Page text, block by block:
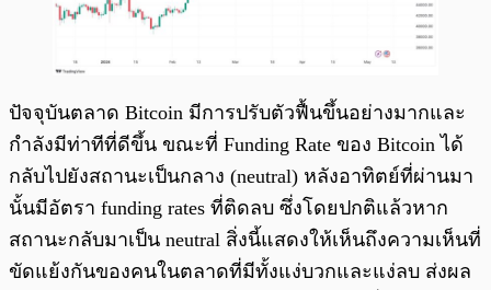
ปัจจุบันตลาด Bitcoin มีการปรับตัวฟื้นขึ้นอย่างมากและ
กำลังมีท่าทีที่ดีขึ้น ขณะที่ Funding Rate ของ Bitcoin ได้
กลับไปยังสถานะเป็นกลาง (neutral) หลังอาทิตย์ที่ผ่านมา
นั้นมีอัตรา funding rates ที่ติดลบ ซึ่งโดยปกติแล้วหาก
สถานะกลับมาเป็น neutral สิ่งนี้แสดงให้เห็นถึงความเห็นที่
ขัดแย้งกันของคนในตลาดที่มีทั้งแง่บวกและแง่ลบ ส่งผล